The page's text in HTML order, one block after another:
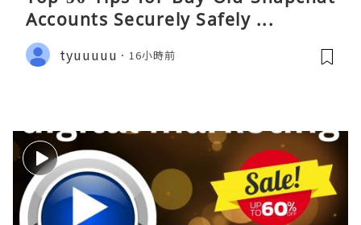
Accounts Securely Safely ...
tyuuuuu 16小時前